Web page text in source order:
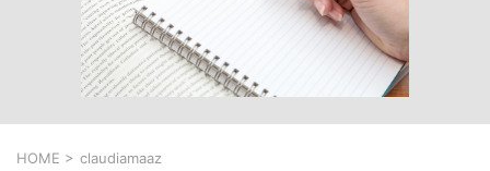
HOME > claudiamaaz